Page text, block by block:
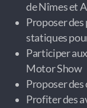
de Nîmes et
Proposer
statiques
Participer
Motor Show
Proposer
Profiter des